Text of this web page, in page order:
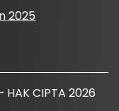
2025
HAK CIPTA 2026